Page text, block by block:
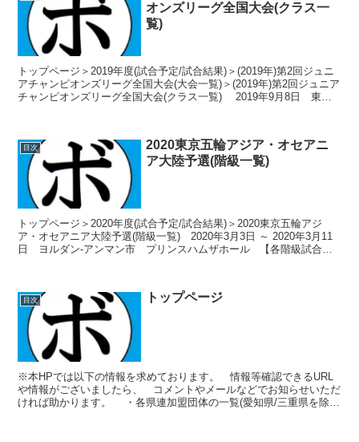
オンズリーグ全国大会(クラス一
覧)
トップページ＞2019年度(試合予定/試合結果)＞(2019年)第2回ジュニ
アチャンピオンズリーグ全国大会(大会一覧)＞(2019年)第2回ジュニア
チャンピオンズリーグ全国大会(クラス一覧) 2019年9月8日 東京
目次
2020東京五輪アジア・オセアニ
ア大陸予選(階級一覧)
トップページ＞2020年度(試合予定/試合結果)＞2020東京五輪アジ
ア・オセアニア大陸予選(階級一覧) 2020年3月3日 ～ 2020年3月11
日 ヨルダン-アンマン市 プリンスハムザホール 【各階級試合予
目次 トップページ
※本HPでは以下の情報を求めております。 情報等確認できるURL
や情報がございましたら、 コメントやメールなどでお知らせいただ
ければ助かります。 ・各県連加盟団体の一覧(愛知県/三重県を除